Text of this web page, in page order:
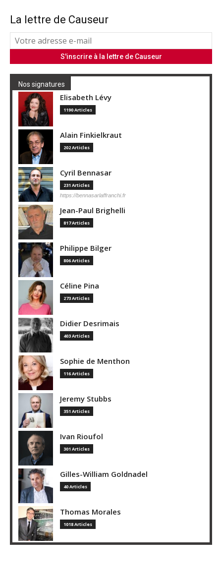
La lettre de Causeur
Nos signatures
Elisabeth Lévy
1190 Articles
Alain Finkielkraut
202 Articles
Cyril Bennasar
231 Articles
https://bennasarlaffranchi.fr
Jean-Paul Brighelli
817 Articles
Philippe Bilger
806 Articles
Céline Pina
273 Articles
Didier Desrimais
403 Articles
Sophie de Menthon
116 Articles
Jeremy Stubbs
351 Articles
Ivan Rioufol
301 Articles
Gilles-William Goldnadel
40 Articles
Thomas Morales
1018 Articles